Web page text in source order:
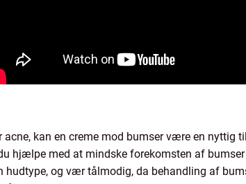
kan en creme mod bumser være en
hjælpe med at mindske forekomsten af
og vær tålmodig, da behandling af